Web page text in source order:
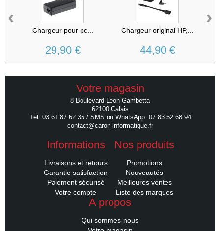
Chargeur pour pc...
29,90 €
Chargeur original HP,...
44,90 €
‹ ›
Votre magasin
8 Boulevard Léon Gambetta
62100 Calais
Tél: 03 61 87 62 35 / SMS ou WhatsApp: 07 83 52 68 94
contact@caron-informatique.fr
Informations
Livraisons et retours
Garantie satisfaction
Paiement sécurisé
Votre compte
Nos produits
Promotions
Nouveautés
Meilleures ventes
Liste des marques
A propos
Qui sommes-nous